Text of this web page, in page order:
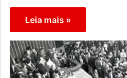
Leia mais »